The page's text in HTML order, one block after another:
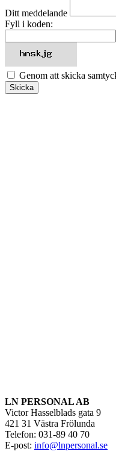
Ditt meddelande
Fyll i koden:
Genom att skicka
Skicka
LN PERSONAL AB
Victor Hasselblads gata 9
421 31 Västra Frölunda
Telefon: 031-89 40 70
E-post: info@lnpersonal.se